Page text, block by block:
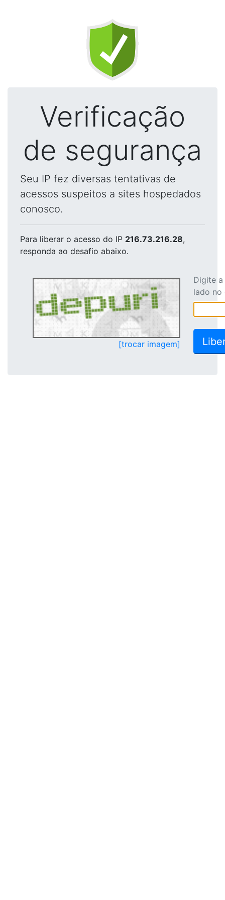
Verificação
de segurança
Seu IP fez diversas tentativas de
acessos suspeitos a sites hospedados
conosco.
Para liberar o acesso do IP 216.73.216.28,
responda ao desafio abaixo.
[trocar imagem]
Digite
lado no